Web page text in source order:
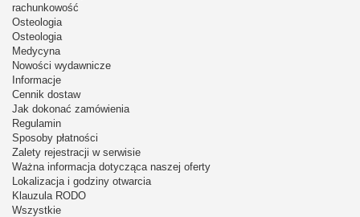
rachunkowość
Osteologia
Osteologia
Medycyna
Nowości wydawnicze
Informacje
Cennik dostaw
Jak dokonać zamówienia
Regulamin
Sposoby płatności
Zalety rejestracji w serwisie
Ważna informacja dotycząca naszej oferty
Lokalizacja i godziny otwarcia
Klauzula RODO
Wszystkie